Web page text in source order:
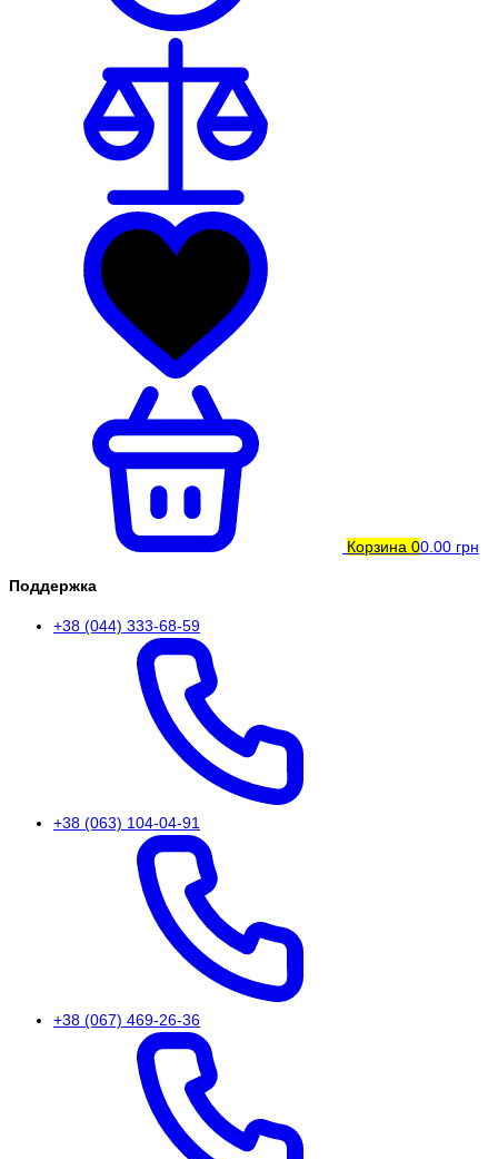
Корзина 00.00 грн
Поддержка
+38 (044) 333-68-59
+38 (063) 104-04-91
+38 (067) 469-26-36